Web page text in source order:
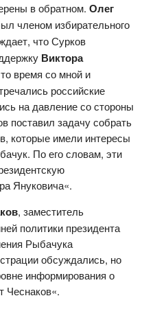
в обратном.Олег
членом избирательного
что Сурков
Виктора
время со мной и
российские
на давление со стороны
поставил задачу собрать
которые имели интересы
По его словам, эти
Януковича«.
, заместитель
политики президента
Рыбачука
обсуждались, но
информирования о
Чеснаков«.